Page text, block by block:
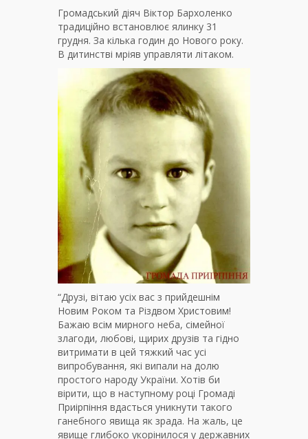
Громадський діяч Віктор Бархоленко
традиційно встановлює ялинку 31
грудня. За кілька годин до Нового року.
В дитинстві мріяв управляти літаком.
“Друзі, вітаю усіх вас з прийдешнім
Новим Роком та Різдвом Христовим!
Бажаю всім мирного неба, сімейної
злагоди, любові, щирих друзів та гідно
витримати в цей тяжкий час усі
випробування, які випали на долю
простого народу України. Хотів би
вірити, що в наступному році Громаді
Приірпіння вдасться уникнути такого
ганебного явища як зрада. На жаль, це
явище глибоко укорінилося у державних